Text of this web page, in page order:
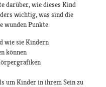
darüber, wie dieses Kind
wichtig, was sind die
wunden Punkte.
wie sie Kindern
können
um Kinder in ihrem Sein zu